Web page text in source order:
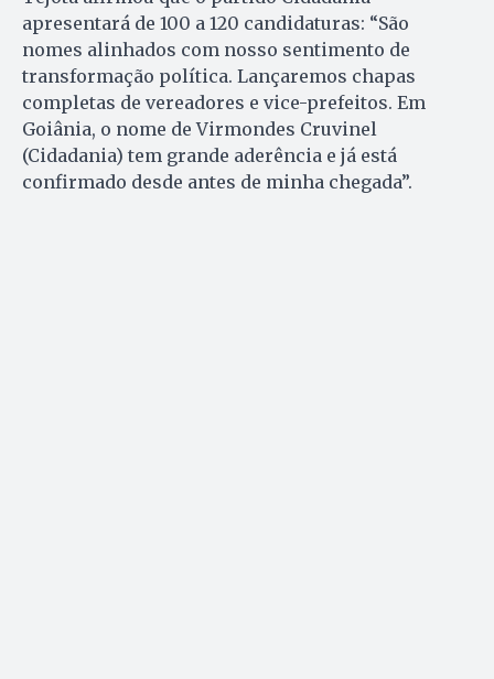
apresentará de 100 a 120 candidaturas: “São
nomes alinhados com nosso sentimento de
transformação política. Lançaremos chapas
completas de vereadores e vice-prefeitos. Em
Goiânia, o nome de Virmondes Cruvinel
(Cidadania) tem grande aderência e já está
confirmado desde antes de minha chegada”.